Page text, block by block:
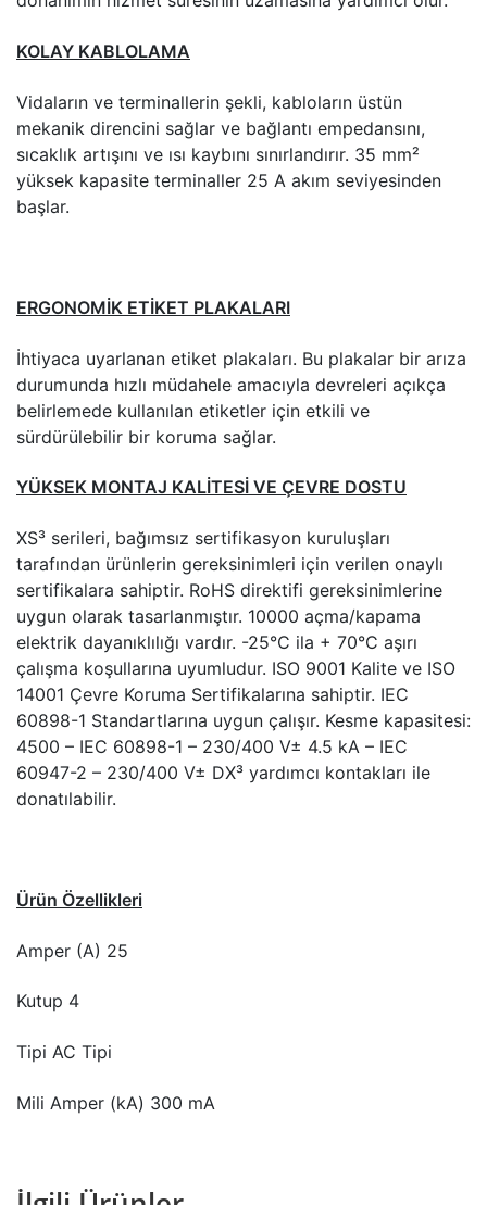
KOLAY KABLOLAMA
Vidaların ve terminallerin şekli, kabloların üstün
mekanik direncini sağlar ve bağlantı empedansını,
sıcaklık artışını ve ısı kaybını sınırlandırır. 35 mm²
yüksek kapasite terminaller 25 A akım seviyesinden
başlar.
ERGONOMİK ETİKET PLAKALARI
İhtiyaca uyarlanan etiket plakaları. Bu plakalar bir arıza
durumunda hızlı müdahele amacıyla devreleri açıkça
belirlemede kullanılan etiketler için etkili ve
sürdürülebilir bir koruma sağlar.
YÜKSEK MONTAJ KALİTESİ VE ÇEVRE DOSTU
XS³ serileri, bağımsız sertifikasyon kuruluşları
tarafından ürünlerin gereksinimleri için verilen onaylı
sertifikalara sahiptir. RoHS direktifi gereksinimlerine
uygun olarak tasarlanmıştır. 10000 açma/kapama
elektrik dayanıklılığı vardır. -25°C ila + 70°C aşırı
çalışma koşullarına uyumludur. ISO 9001 Kalite ve ISO
14001 Çevre Koruma Sertifikalarına sahiptir. IEC
60898-1 Standartlarına uygun çalışır. Kesme kapasitesi:
4500 – IEC 60898-1 – 230/400 V± 4.5 kA – IEC
60947-2 – 230/400 V± DX³ yardımcı kontakları ile
donatılabilir.
Ürün Özellikleri
Amper (A) 25
Kutup 4
Tipi AC Tipi
Mili Amper (kA) 300 mA